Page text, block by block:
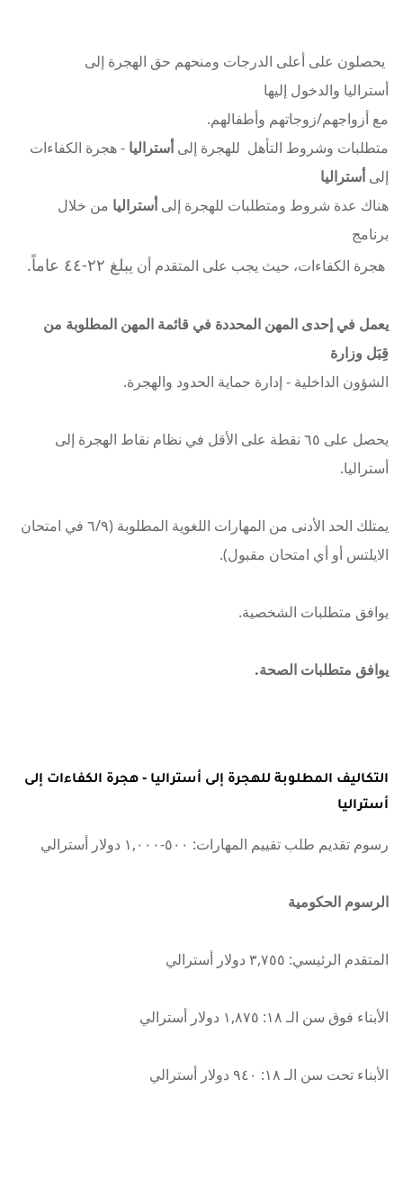
يحصلون على أعلى الدرجات ومنحهم حق الهجرة إلى
أستراليا والدخول إليها
مع أزواجهم/زوجاتهم وأطفالهم.
متطلبات وشروط التأهل للهجرة إلىأستراليا - هجرة الكفاءات
إلىأستراليا
هناك عدة شروط ومتطلبات للهجرة إلىأستراليا من خلال
برنامج
هجرة الكفاءات، حيث يجب على المتقدم أن يبلغ ٢٢-٤٤ عاماً.
يعمل في إحدى المهن المحددة في قائمة المهن المطلوبة من
قِبَل وزارة
الشؤون الداخلية - إدارة حماية الحدود والهجرة.
يحصل على ٦٥ نقطة على الأقل في نظام نقاط الهجرة إلى
أستراليا.
يمتلك الحد الأدنى من المهارات اللغوية المطلوبة (٦/٩ في امتحان
الايلتس أو أي امتحان مقبول).
يوافق متطلبات الشخصية.
يوافق متطلبات الصحة.
التكاليف المطلوبة للهجرة إلى أستراليا - هجرة الكفاءات إلى
أستراليا
رسوم تقديم طلب تقييم المهارات: ٥٠٠-١,٠٠٠ دولار أسترالي
الرسوم الحكومية
المتقدم الرئيسي: ٣,٧٥٥ دولار أسترالي
الأبناء فوق سن الـ ١٨: ١,٨٧٥ دولار أسترالي
الأبناء تحت سن الـ ١٨: ٩٤٠ دولار أسترالي